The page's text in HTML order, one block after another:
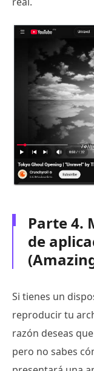
Parte 4.
de
Si tienes un
reproducir tu
razón deseas
pero no sabes